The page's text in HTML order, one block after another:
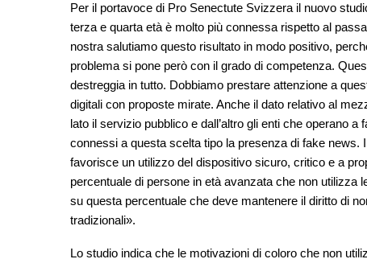
Per il portavoce di Pro Senectute Svizzera il nuovo
terza e quarta età è molto più connessa rispetto al
nostra salutiamo questo risultato in modo positivo,
problema si pone però con il grado di competenza.
destreggia in tutto. Dobbiamo prestare attenzione a
digitali con proposte mirate. Anche il dato relativo al
lato il servizio pubblico e dall’altro gli enti che operano
connessi a questa scelta tipo la presenza di fake
favorisce un utilizzo del dispositivo sicuro, critico e a
percentuale di persone in età avanzata che non utilizza
su questa percentuale che deve mantenere il diritto di
tradizionali».
Lo studio indica che le motivazioni di coloro che non